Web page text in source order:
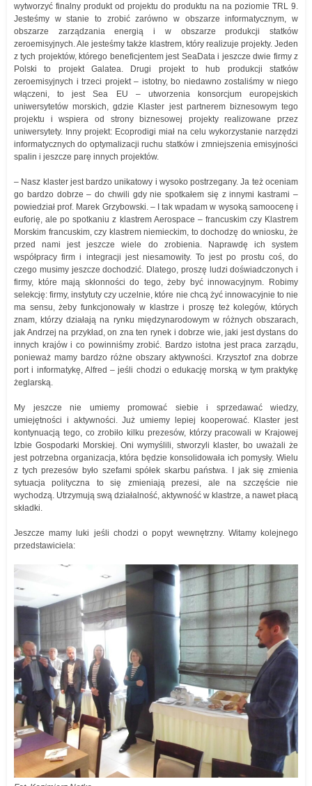
wytworzyć finalny produkt od projektu do produktu na na poziomie TRL 9.
Jesteśmy w stanie to zrobić zarówno w obszarze informatycznym, w
obszarze zarządzania energią i w obszarze produkcji statków
zeroemisyjnych. Ale jesteśmy także klastrem, który realizuje projekty. Jeden
z tych projektów, którego beneficjentem jest SeaData i jeszcze dwie firmy z
Polski to projekt Galatea. Drugi projekt to hub produkcji statków
zeroemisyjnych i trzeci projekt – istotny, bo niedawno zostaliśmy w niego
włączeni, to jest Sea EU – utworzenia konsorcjum europejskich
uniwersytetów morskich, gdzie Klaster jest partnerem biznesowym tego
projektu i wspiera od strony biznesowej projekty realizowane przez
uniwersytety. Inny projekt: Ecoprodigi miał na celu wykorzystanie narzędzi
informatycznych do optymalizacji ruchu statków i zmniejszenia emisyjności
spalin i jeszcze parę innych projektów.
– Nasz klaster jest bardzo unikatowy i wysoko postrzegany. Ja też oceniam
go bardzo dobrze – do chwili gdy nie spotkałem się z innymi kastrami –
powiedział prof. Marek Grzybowski. – I tak wpadam w wysoką samoocenę i
euforię, ale po spotkaniu z klastrem Aerospace – francuskim czy Klastrem
Morskim francuskim, czy klastrem niemieckim, to dochodzę do wniosku, że
przed nami jest jeszcze wiele do zrobienia. Naprawdę ich system
współpracy firm i integracji jest niesamowity. To jest po prostu coś, do
czego musimy jeszcze dochodzić. Dlatego, proszę ludzi doświadczonych i
firmy, które mają skłonności do tego, żeby być innowacyjnym. Robimy
selekcję: firmy, instytuty czy uczelnie, które nie chcą żyć innowacyjnie to nie
ma sensu, żeby funkcjonowały w klastrze i proszę też kolegów, których
znam, którzy działają na rynku międzynarodowym w różnych obszarach,
jak Andrzej na przykład, on zna ten rynek i dobrze wie, jaki jest dystans do
innych krajów i co powinniśmy zrobić. Bardzo istotna jest praca zarządu,
ponieważ mamy bardzo różne obszary aktywności. Krzysztof zna dobrze
port i informatykę, Alfred – jeśli chodzi o edukację morską w tym praktykę
żeglarską.
My jeszcze nie umiemy promować siebie i sprzedawać wiedzy,
umiejętności i aktywności. Już umiemy lepiej kooperować. Klaster jest
kontynuacją tego, co zrobiło kilku prezesów, którzy pracowali w Krajowej
Izbie Gospodarki Morskiej. Oni wymyślili, stworzyli klaster, bo uważali że
jest potrzebna organizacja, która będzie konsolidowała ich pomysły. Wielu
z tych prezesów było szefami spółek skarbu państwa. I jak się zmienia
sytuacja polityczna to się zmieniają prezesi, ale na szczęście nie
wychodzą. Utrzymują swą działalność, aktywność w klastrze, a nawet płacą
składki.
Jeszcze mamy luki jeśli chodzi o popyt wewnętrzny. Witamy kolejnego
przedstawiciela: